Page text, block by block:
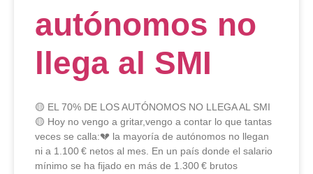
autónomos no
llega al SMI
🟡 EL 70% DE LOS AUTÓNOMOS NO LLEGA AL SMI
🟡 Hoy no vengo a gritar,vengo a contar lo que tantas
veces se calla:💔 la mayoría de autónomos no llegan
ni a 1.100 € netos al mes. En un país donde el salario
mínimo se ha fijado en más de 1.300 € brutos